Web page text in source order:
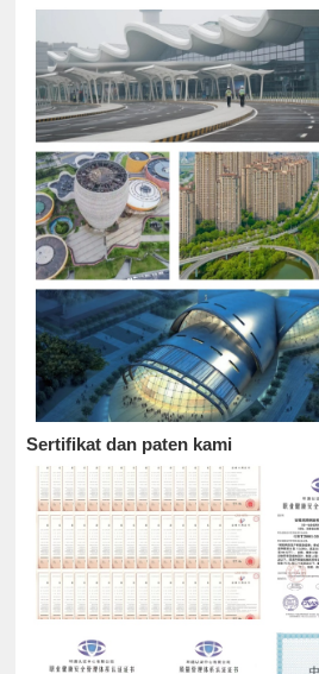
Sertifikat dan paten kami